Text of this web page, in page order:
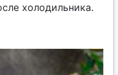
холодильника.